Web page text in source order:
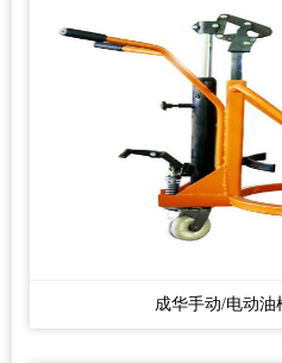
成华手动/电动油